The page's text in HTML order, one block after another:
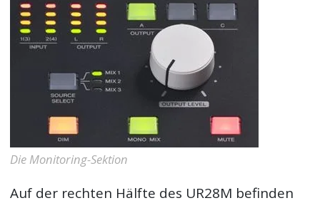
Die Monitoring-Sektion
Auf der rechten Hälfte des UR28M befinden